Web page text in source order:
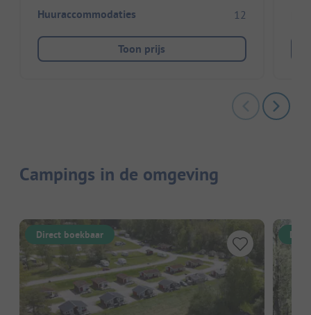
Huuraccommodaties 12
Toon prijs
Campings in de omgeving
Direct boekbaar